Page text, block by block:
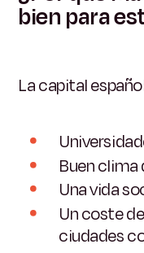
bien para
La capital
Buen clima
Una vida
Un coste
ciudades